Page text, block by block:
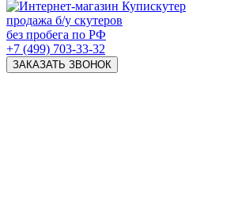
продажа б/у скутеров
без пробега по РФ
+7 (499) 703-33-32
ЗАКАЗАТЬ ЗВОНОК